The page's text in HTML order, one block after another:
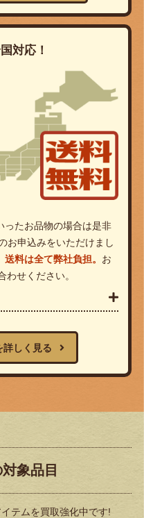
対応！
ったお品物の場合は是非
お申込みをいただけまし
送料は全て弊社負担。 お
わせください。
詳しく見る
象品目
テムを買取強化中です!